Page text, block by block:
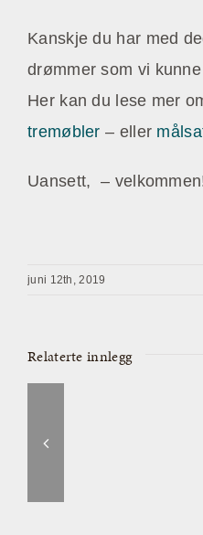
Kanskje du har med
drømmer som vi
Her kan du lese mer
tremøbler – eller
Uansett, –
juni 12th, 2019
Relaterte innlegg